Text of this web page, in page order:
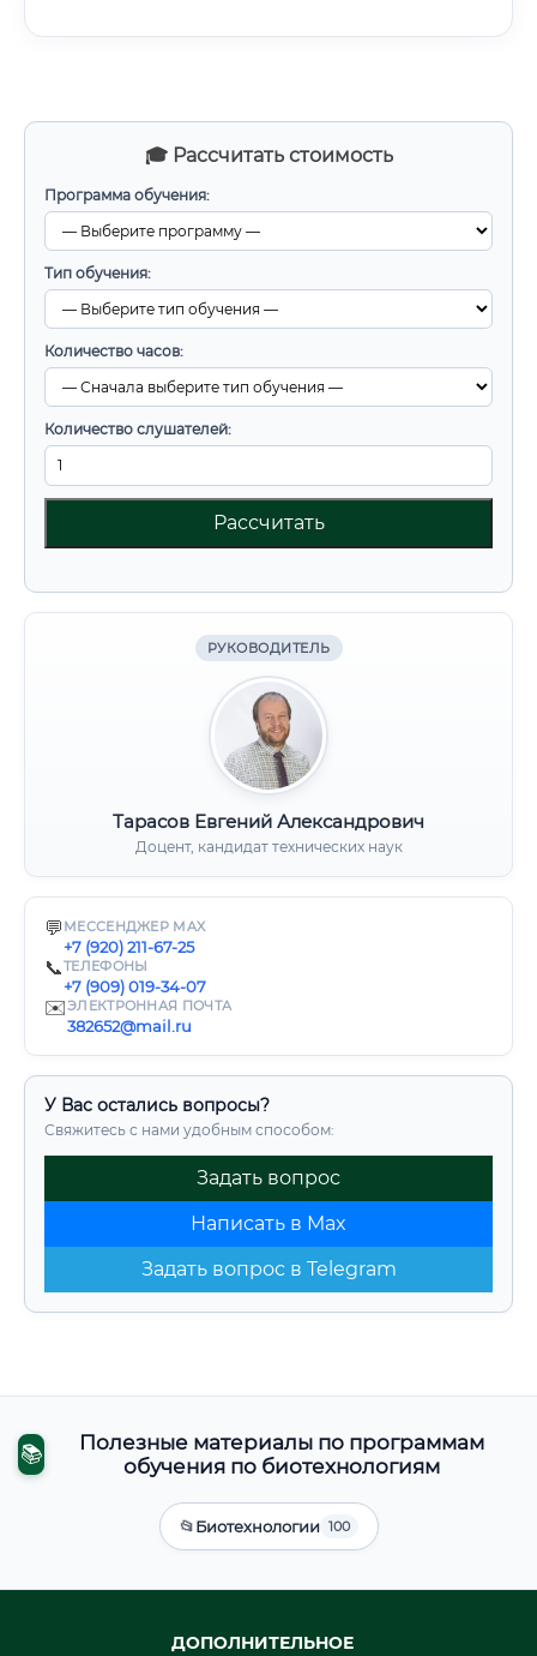
🎓 Рассчитать стоимость
Программа обучения:
Тип обучения:
Количество часов:
Количество слушателей:
Рассчитать
РУКОВОДИТЕЛЬ
Тарасов Евгений Александрович
Доцент, кандидат технических наук
💬 МЕССЕНДЖЕР MAX
+7 (920) 211-67-25
📞ТЕЛЕФОНЫ
+7 (909) 019-34-07
✉️ЭЛЕКТРОННАЯ ПОЧТА
382652@mail.ru
У Вас остались вопросы?
Свяжитесь с нами удобным способом:
Задать вопрос
Написать в Max
Задать вопрос в Telegram
📚
Полезные материалы по программам
обучения по биотехнологиям
📂Биотехнологии 100
ДОПОЛНИТЕЛЬНОЕ